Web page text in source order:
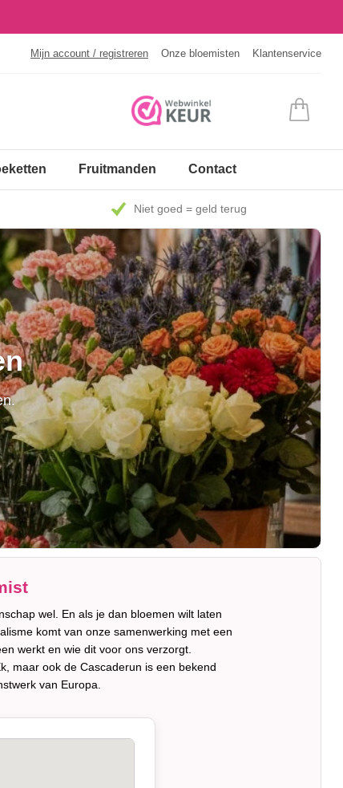
Mijn account / registreren Onze bloemisten Klantenservice
Fruitmanden Contact
Niet goed = geld terug
wel. En als je dan bloemen wilt laten
komt van onze samenwerking met een
werkt en wie dit voor ons verzorgt.
maar ook de Cascaderun is een bekend
van Europa.